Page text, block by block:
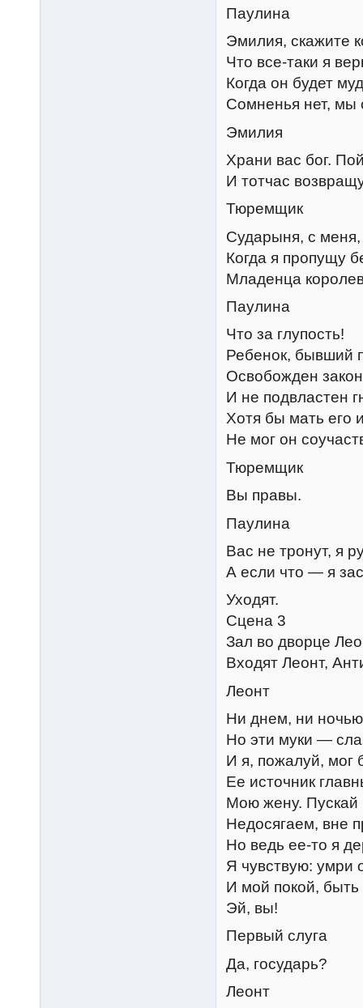
Паулина
Эмилия, скажите
Что все-таки я
Когда он будет
Сомненья нет, мы
Эмилия
Храни вас бог.
И тотчас
Тюремщик
Сударыня, с
Когда я пропущу
Младенца
Паулина
Что за глупость!
Ребенок, бывший
Освобожден
И не подвластен
Хотя бы мать его
Не мог он
Тюремщик
Вы правы.
Паулина
Вас не тронут, я
А если что — я
Уходят.
Сцена 3
Зал во дворце
Входят Леонт,
Леонт
Ни днем, ни
Но эти муки —
И я, пожалуй, мог
Ее источник
Мою жену. Пускай
Недосягаем, вне
Но ведь ее-то я
Я чувствую: умри
И мой покой,
Эй, вы!
Первый слуга
Да, государь?
Леонт